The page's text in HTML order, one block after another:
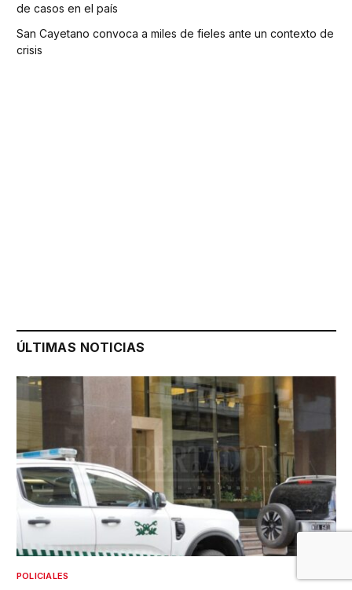
de casos en el país
San Cayetano convoca a miles de fieles ante un contexto de
crisis
ÚLTIMAS NOTICIAS
POLICIALES